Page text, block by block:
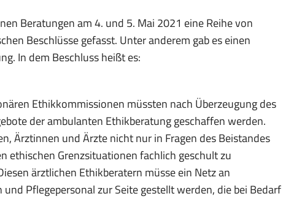
Beratungen am 4. und 5. Mai 2021 eine Reihe von
Beschlüsse gefasst. Unter anderem gab es einen
In dem Beschluss heißt es:
Ethikkommissionen müssten nach Überzeugung des
der ambulanten Ethikberatung geschaffen werden.
Ärztinnen und Ärzte nicht nur in Fragen des Beistandes
ethischen Grenzsituationen fachlich geschult zu
ärztlichen Ethikberatern müsse ein Netz an
Pflegepersonal zur Seite gestellt werden, die bei Bedarf